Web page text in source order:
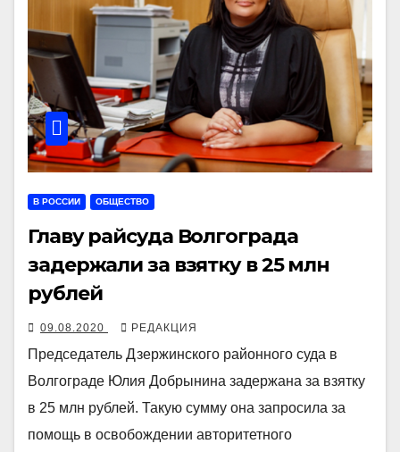
В РОССИИ ОБЩЕСТВО
Главу райсуда Волгограда
задержали за взятку в 25 млн
рублей
09.08.2020 РЕДАКЦИЯ
Председатель Дзержинского районного суда в
Волгограде Юлия Добрынина задержана за взятку
в 25 млн рублей. Такую сумму она запросила за
помощь в освобождении авторитетного